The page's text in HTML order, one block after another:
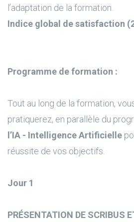
l’adaptation de la formation.
Indice global de satisfaction
Programme de formation :
Tout au long de la formation,
pratiquerez, en parallèle du
l’IA - Intelligence Artificielle
réussite de vos objectifs.
Jour 1
PRÉSENTATION DE SCRIBUS